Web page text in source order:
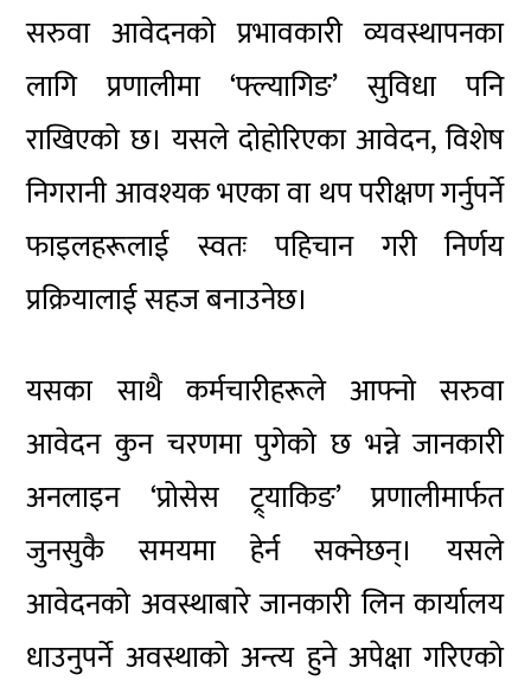
सरुवा आवेदनको प्रभावकारी व्यवस्थापनका
लागि प्रणालीमा ‘फ्ल्यागिङ’ सुविधा पनि
राखिएको छ। यसले दोहोरिएका आवेदन, विशेष
निगरानी आवश्यक भएका वा थप परीक्षण गर्नुपर्ने
फाइलहरूलाई स्वतः पहिचान गरी निर्णय
प्रक्रियालाई सहज बनाउनेछ।
यसका साथै कर्मचारीहरूले आफ्नो सरुवा
आवेदन कुन चरणमा पुगेको छ भन्ने जानकारी
अनलाइन ‘प्रोसेस ट्र्याकिङ’ प्रणालीमार्फत
जुनसुकै समयमा हेर्न सक्नेछन्। यसले
आवेदनको अवस्थाबारे जानकारी लिन कार्यालय
धाउनुपर्ने अवस्थाको अन्त्य हुने अपेक्षा गरिएको